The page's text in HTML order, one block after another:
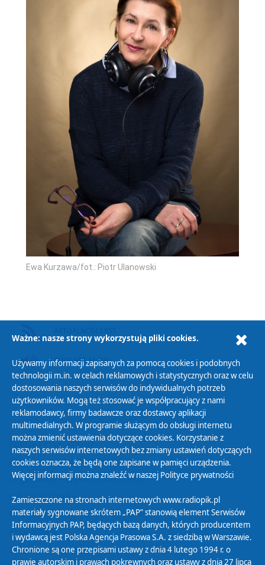
Ewa Kurzawa/fot.: Piotr Ulanowski
PODCAST AUDIO
Polityka Prywatności
Zasady korzystania z Serwisu
Organizacje Pożytku Publicznego
Cyfryzacja DAB+
Polityka ochrony danych osobowych
Abonament
Zamówienia publiczne
Ważne: nasze strony wykorzystują pliki cookies.
Używamy informacji zapisanych za pomocą cookies i podobnych
technologii m.in. w celach reklamowych i statystycznych oraz w celu
dostosowania naszych serwisów do indywidualnych potrzeb
użytkowników. Mogą też stosować je współpracujący z nami
reklamodawcy, firmy badawcze oraz dostawcy aplikacji
multimedialnych. W programie służącym do obsługi internetu
można zmienić ustawienia dotyczące cookies. Korzystanie z
naszych serwisów internetowych bez zmiany ustawień dotyczących
cookies oznacza, że będą one zapisane w pamięci urządzenia.
Więcej informacji można znaleźć w naszej Polityce prywatności
Zamieszczone na stronach internetowych www.radiopik.pl
materiały sygnowane skrótem „PAP” stanowią element Serwisów
Informacyjnych PAP, będących bazą danych, których producentem
i wydawcą jest Polska Agencja Prasowa S.A. z siedzibą w Warszawie.
Chronione są one przepisami ustawy z dnia 4 lutego 1994 r. o
prawie autorskim i prawach pokrewnych oraz ustawy z dnia 27 lipca